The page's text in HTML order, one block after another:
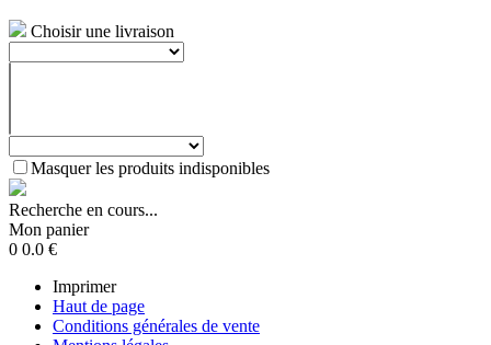
Choisir une livraison
Masquer les produits indisponibles
Recherche en cours...
Mon panier
0 0.0 €
Imprimer
Haut de page
Conditions générales de vente